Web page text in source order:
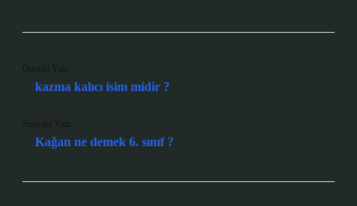
Önceki Yazı
kazma kalıcı isim midir ?
Sonraki Yazı
Kağan ne demek 6. sınıf ?